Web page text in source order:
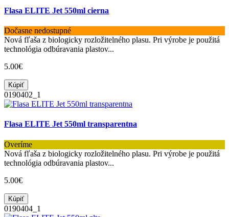
Flasa ELITE Jet 550ml cierna
Dočasne nedostupné
Nová fľaša z biologicky rozložitelného plasu. Pri výrobe je použitá
technológia odbúravania plastov...
5.00€
Kúpiť
0190402_1
Flasa ELITE Jet 550ml transparentna
Overíme
Nová fľaša z biologicky rozložitelného plasu. Pri výrobe je použitá
technológia odbúravania plastov...
5.00€
Kúpiť
0190404_1